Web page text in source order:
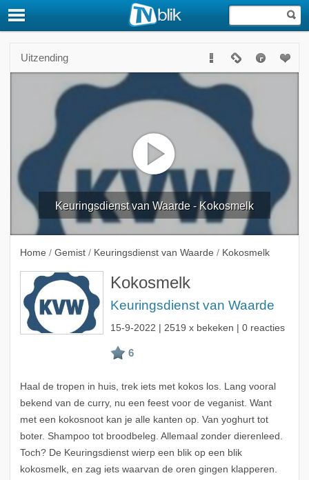
Uitzending
Keuringsdienst van Waarde - Kokosmelk
Home / Gemist / Keuringsdienst van Waarde / Kokosmelk
Kokosmelk
Keuringsdienst van Waarde
15-9-2022 | 2519 x bekeken | 0 reacties
Haal de tropen in huis, trek iets met kokos los. Lang vooral
bekend van de curry, nu een feest voor de veganist. Want
met een kokosnoot kan je alle kanten op. Van yoghurt tot
boter. Shampoo tot broodbeleg. Allemaal zonder dierenleed.
Toch? De Keuringsdienst wierp een blik op een blik
kokosmelk, en zag iets waarvan de oren gingen klapperen.